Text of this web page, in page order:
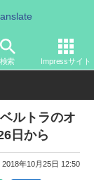
検索 Impressサイト
イン ANA
ルトラのオ
日から
2018年10月25日 12:50